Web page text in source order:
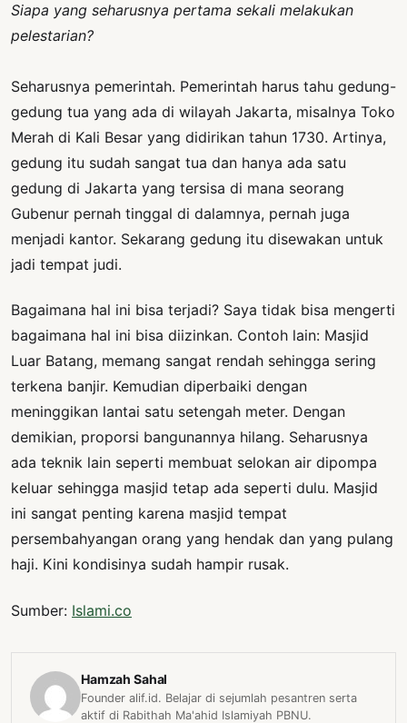
Siapa yang seharusnya pertama sekali melakukan
pelestarian?
Seharusnya pemerintah. Pemerintah harus tahu gedung-
gedung tua yang ada di wilayah Jakarta, misalnya Toko
Merah di Kali Besar yang didirikan tahun 1730. Artinya,
gedung itu sudah sangat tua dan hanya ada satu
gedung di Jakarta yang tersisa di mana seorang
Gubenur pernah tinggal di dalamnya, pernah juga
menjadi kantor. Sekarang gedung itu disewakan untuk
jadi tempat judi.
Bagaimana hal ini bisa terjadi? Saya tidak bisa mengerti
bagaimana hal ini bisa diizinkan. Contoh lain: Masjid
Luar Batang, memang sangat rendah sehingga sering
terkena banjir. Kemudian diperbaiki dengan
meninggikan lantai satu setengah meter. Dengan
demikian, proporsi bangunannya hilang. Seharusnya
ada teknik lain seperti membuat selokan air dipompa
keluar sehingga masjid tetap ada seperti dulu. Masjid
ini sangat penting karena masjid tempat
persembahyangan orang yang hendak dan yang pulang
haji. Kini kondisinya sudah hampir rusak.
Sumber: Islami.co
Hamzah Sahal
Founder alif.id. Belajar di sejumlah pesantren serta
aktif di Rabithah Ma'ahid Islamiyah PBNU.